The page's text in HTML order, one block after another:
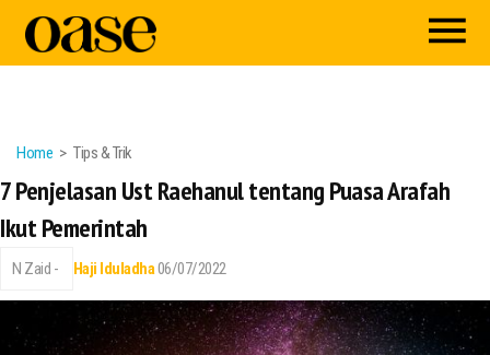
Home Tips & Trik
7 Penjelasan Ust Raehanul tentang Puasa Arafah
Ikut Pemerintah
N Zaid - Haji Iduladha06/07/2022